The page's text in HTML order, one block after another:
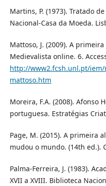
Martins, P. (1973). Tratado
Nacional-Casa da Moeda.
Mattoso, J. (2009). A
Medievalista online. 6.
http://www2.fcsh.unl.pt/iem/
mattoso.htm
Moreira, F.A. (2008). Afonso
portuguesa. Estratégias
Page, M. (2015). A primeira
mudou o mundo. (14th ed.).
Palma-Ferreira, J. (1983).
XVII a XVIII. Biblioteca